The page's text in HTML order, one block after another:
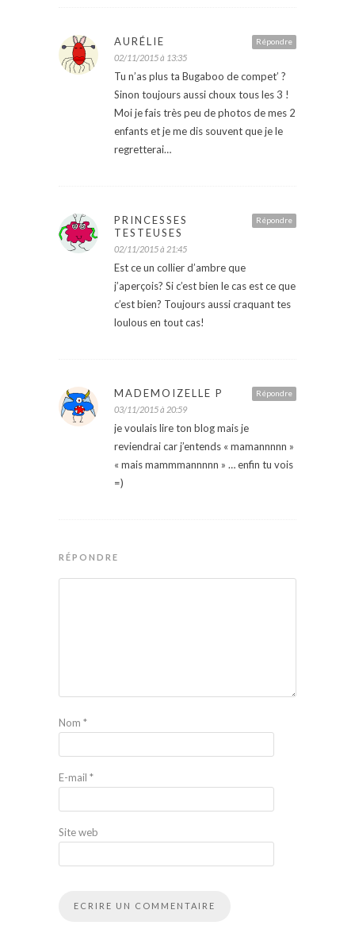
Répondre
AURÉLIE
02/11/2015 à 13:35
Tu n’as plus ta Bugaboo de compet’ ?
Sinon toujours aussi choux tous les 3 !
Moi je fais très peu de photos de mes 2
enfants et je me dis souvent que je le
regretterai…
Répondre
PRINCESSES
TESTEUSES
02/11/2015 à 21:45
Est ce un collier d’ambre que
j’aperçois? Si c’est bien le cas est ce que
c’est bien? Toujours aussi craquant tes
loulous en tout cas!
Répondre
MADEMOIZELLE P
03/11/2015 à 20:59
je voulais lire ton blog mais je
reviendrai car j’entends « mamannnnn »
« mais mammmannnnn » … enfin tu vois
=)
RÉPONDRE
Nom *
E-mail *
Site web